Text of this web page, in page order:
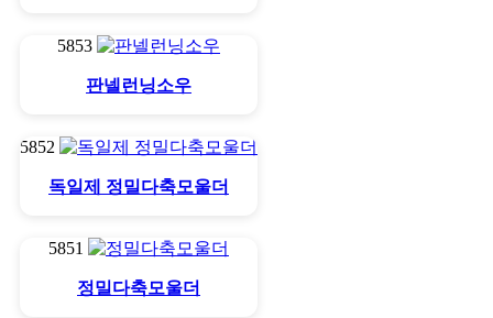
5853
판넬런닝소우
5852
독일제 정밀다축모울더
5851
정밀다축모울더